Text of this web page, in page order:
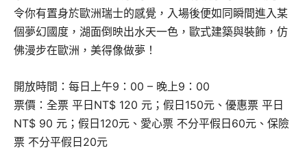
令你有置身於歐洲瑞士的感覺，入場後便如同瞬間進入某
個夢幻國度，湖面倒映出水天一色，歐式建築與裝飾，仿
佛漫步在歐洲，美得像做夢！
開放時間：每日上午9：00 – 晚上9：00
票價：全票 平日NT$ 120 元；假日150元、優惠票 平日
NT$ 90 元；假日120元、愛心票 不分平假日60元、保險
票 不分平假日20元